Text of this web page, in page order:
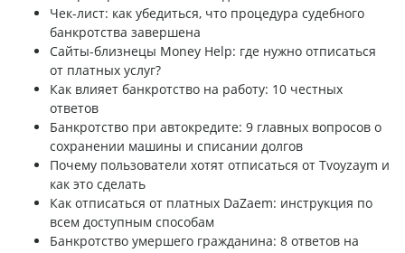
Чек-лист: как убедиться, что процедура судебного
банкротства завершена
Сайты-близнецы Money Help: где нужно отписаться
от платных услуг?
Как влияет банкротство на работу: 10 честных
ответов
Банкротство при автокредите: 9 главных вопросов о
сохранении машины и списании долгов
Почему пользователи хотят отписаться от Tvoyzaym и
как это сделать
Как отписаться от платных DaZaem: инструкция по
всем доступным способам
Банкротство умершего гражданина: 8 ответов на